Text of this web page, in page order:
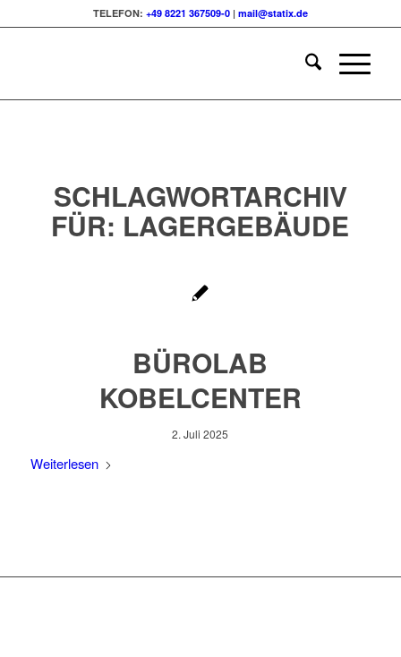
TELEFON: +49 8221 367509-0| mail@statix.de
SCHLAGWORTARCHIV
FÜR: LAGERGEBÄUDE
BÜROLAB
KOBELCENTER
2. Juli 2025
Weiterlesen